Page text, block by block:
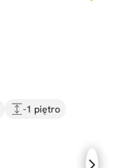
-1 piętro